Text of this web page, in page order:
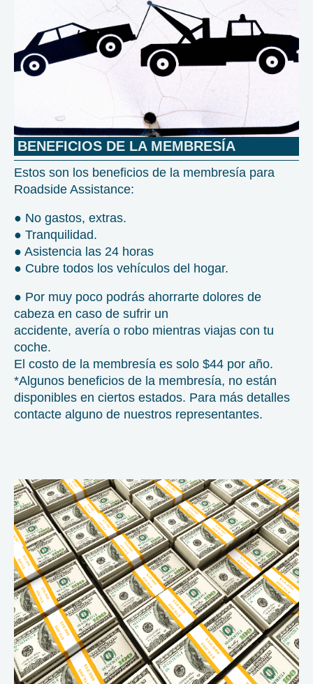
BENEFICIOS DE LA MEMBRESÍA
Estos son los beneficios de la membresía para
Roadside Assistance:
● No gastos, extras.
● Tranquilidad.
● Asistencia las 24 horas
● Cubre todos los vehículos del hogar.
● Por muy poco podrás ahorrarte dolores de
cabeza en caso de sufrir un
accidente, avería o robo mientras viajas con tu
coche.
El costo de la membresía es solo $44 por año.
*Algunos beneficios de la membresía, no están
disponibles en ciertos estados. Para más detalles
contacte alguno de nuestros representantes.